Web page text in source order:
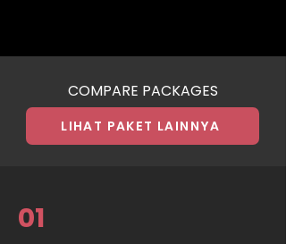
COMPARE PACKAGES
LIHAT PAKET LAINNYA
01